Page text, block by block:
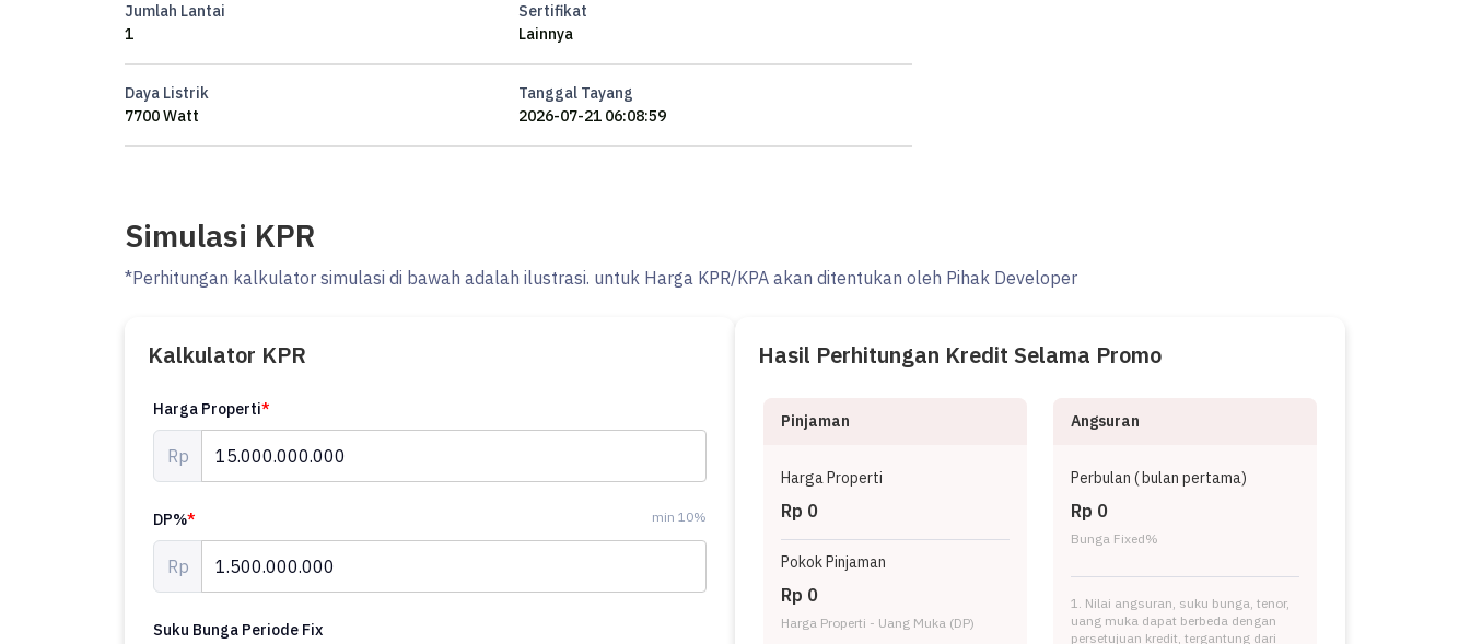
Jumlah Lantai
1
Sertifikat
Lainnya
Daya Listrik
7700 Watt
Tanggal Tayang
2026-07-21 06:08:59
Simulasi KPR
*Perhitungan kalkulator simulasi di bawah adalah ilustrasi. untuk Harga KPR/KPA akan ditentukan oleh Pihak Developer
Kalkulator KPR
Harga Properti*
Rp
DP%* min 10%
Rp
Suku Bunga Periode Fix
Hasil Perhitungan Kredit Selama Promo
Pinjaman
Harga Properti
Rp 0
Pokok Pinjaman
Rp 0
Harga Properti - Uang Muka (DP)
Angsuran
Perbulan (bulan pertama)
Rp 0
Bunga Fixed%
1. Nilai angsuran, suku bunga, tenor,
uang muka dapat berbeda dengan
persetujuan kredit, tergantung dari